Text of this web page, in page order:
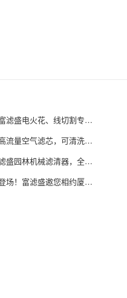
精工过滤，赋能精密加工！富滤盛电火花、线切割专用滤芯重磅推荐
动力升级不损引擎！富滤盛高流量空气滤芯，可清洗重复使用，适配全场景设备
深耕园林设备滤清领域！富滤盛园林机械滤清器，全品类适配，品质硬核靠谱
展会预告｜蓄势赴厦，焕新登场！富滤盛邀您相约厦门工程机械展1451-1452展位